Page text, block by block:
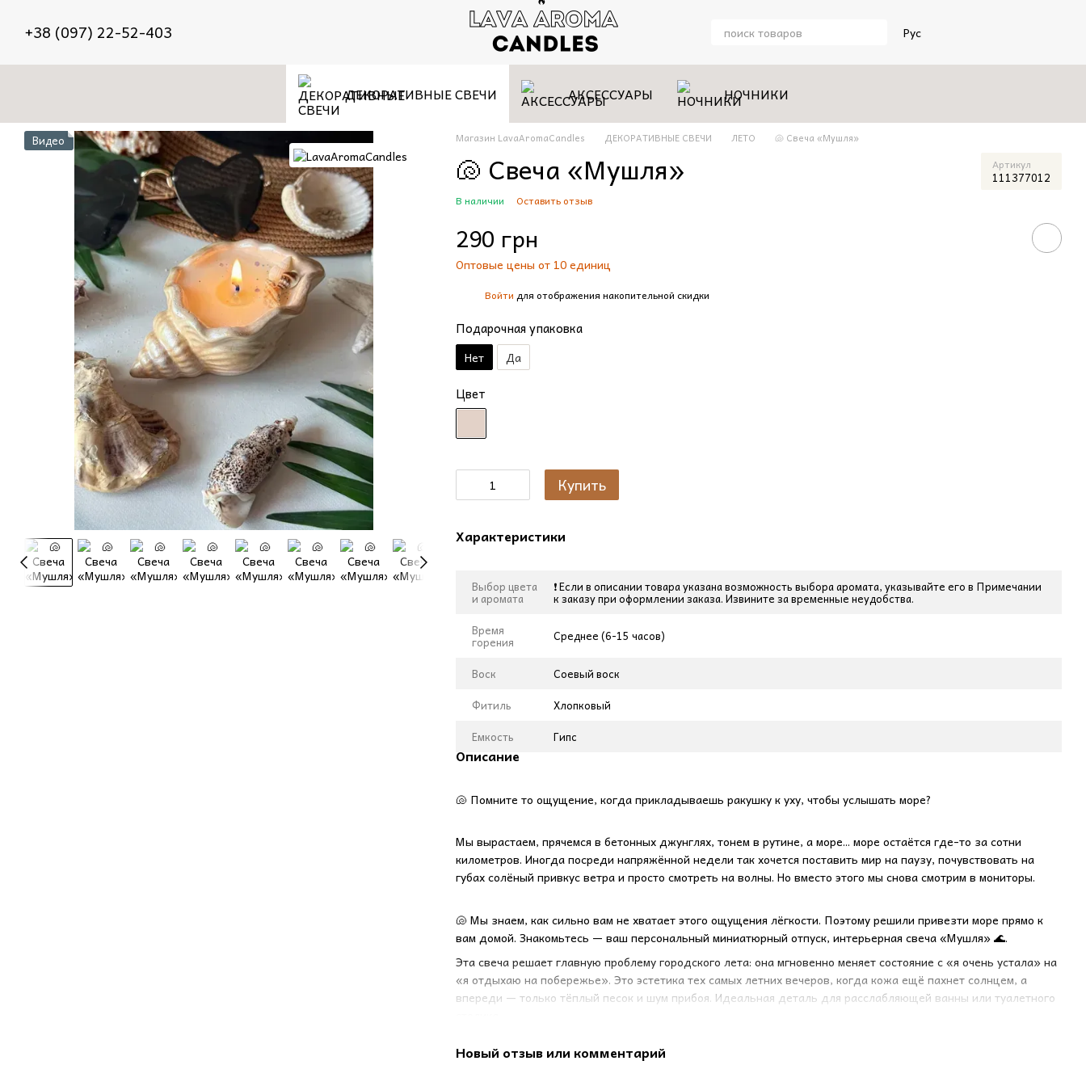
+38 (097) 22-52-403 Рус
ДЕКОРАТИВНЫЕ СВЕЧИ АКСЕССУАРЫ НОЧНИКИ
Видео Магазин LavaAromaCandles ДЕКОРАТИВНЫЕ СВЕЧИ ЛЕТО 🐚 Свеча «Мушля»
🐚 Свеча «Мушля» Артикул
111377012
В наличии Оставить отзыв
290 грн
Оптовые цены от 10 единиц
Войти для отображения накопительной скидки
Подарочная упаковка
Нет Да
Цвет
Купить
Характеристики
Выбор цвета
и аромата
❗ Если в описании товара указана возможность выбора аромата, указывайте его в Примечании
к заказу при оформлении заказа. Извините за временные неудобства.
Время
горения Среднее (6-15 часов)
Воск
Соевый воск
Фитиль
Хлопковый
Емкость
Гипс
Описание
🐚 Помните то ощущение, когда прикладываешь ракушку к уху, чтобы услышать море?
Мы вырастаем, прячемся в бетонных джунглях, тонем в рутине, а море... море остаётся где-то за сотни
километров. Иногда посреди напряжённой недели так хочется поставить мир на паузу, почувствовать на
губах солёный привкус ветра и просто смотреть на волны. Но вместо этого мы снова смотрим в мониторы.
🐚 Мы знаем, как сильно вам не хватает этого ощущения лёгкости. Поэтому решили привезти море прямо к
вам домой. Знакомьтесь — ваш персональный миниатюрный отпуск, интерьерная свеча «Мушля» 🌊.
Эта свеча решает главную проблему городского лета: она мгновенно меняет состояние с «я очень устала» на
«я отдыхаю на побережье». Это эстетика тех самых летних вечеров, когда кожа ещё пахнет солнцем, а
впереди — только тёплый песок и шум прибоя. Идеальная деталь для расслабляющей ванны или туалетного
Новый отзыв или комментарий